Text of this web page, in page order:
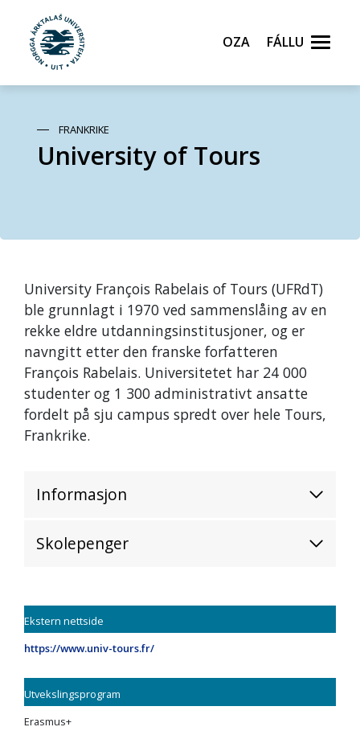
Gå til hovedinnhold
Oza Fállu
FRANKRIKE
University of Tours
University François Rabelais of Tours (UFRdT)
ble grunnlagt i 1970 ved sammenslåing av en
rekke eldre utdanningsinstitusjoner, og er
navngitt etter den franske forfatteren
François Rabelais. Universitetet har 24 000
studenter og 1 300 administrativt ansatte
fordelt på sju campus spredt over hele Tours,
Frankrike.
Informasjon
Skolepenger
Ekstern nettside
https://www.univ-tours.fr/
Utvekslingsprogram
Erasmus+